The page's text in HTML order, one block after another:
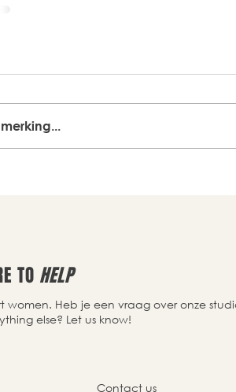
TO HELP
women. Heb je een vraag over onze
else? Let us know!
Contact us